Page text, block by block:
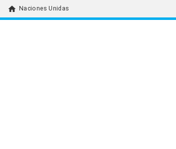
home Naciones Unidas